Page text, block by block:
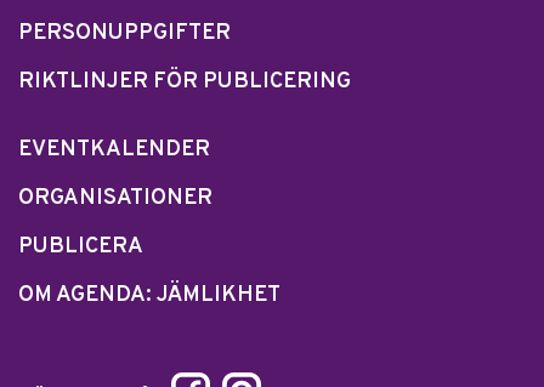
PERSONUPPGIFTER
RIKTLINJER FÖR PUBLICERING
EVENTKALENDER
ORGANISATIONER
PUBLICERA
OM AGENDA: JÄMLIKHET